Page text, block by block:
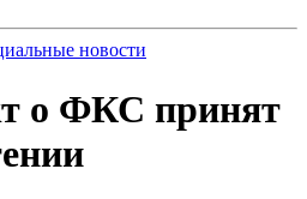
новости
о ФКС принят